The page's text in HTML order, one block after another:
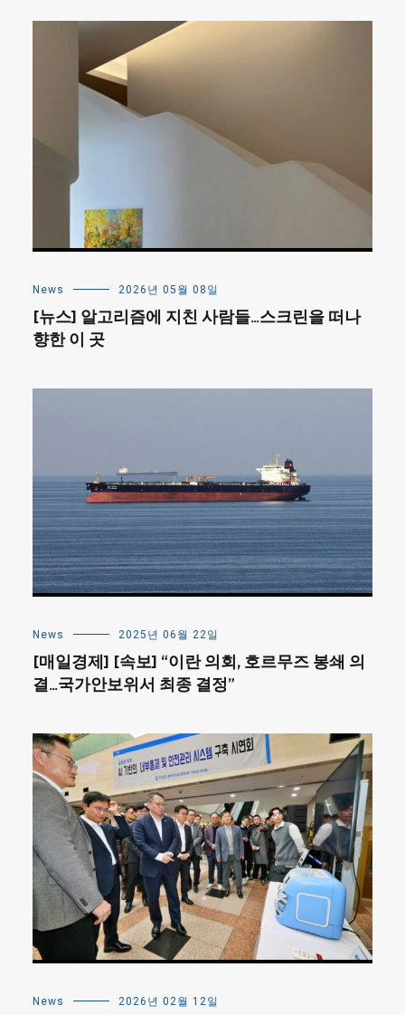
News 2026년 05월 08일
[뉴스] 알고리즘에 지친 사람들…스크린을 떠나
향한 이 곳
News 2025년 06월 22일
[매일경제] [속보] “이란 의회, 호르무즈 봉쇄 의
결…국가안보위서 최종 결정”
News 2026년 02월 12일